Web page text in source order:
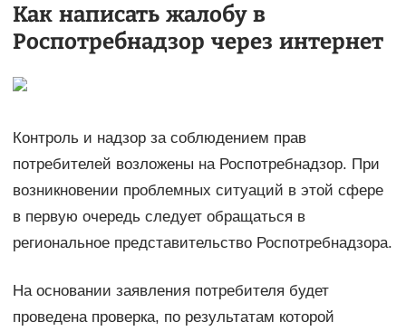
Как написать жалобу в
Роспотребнадзор через интернет
Контроль и надзор за соблюдением прав
потребителей возложены на Роспотребнадзор. При
возникновении проблемных ситуаций в этой сфере
в первую очередь следует обращаться в
региональное представительство Роспотребнадзора.
На основании заявления потребителя будет
проведена проверка, по результатам которой